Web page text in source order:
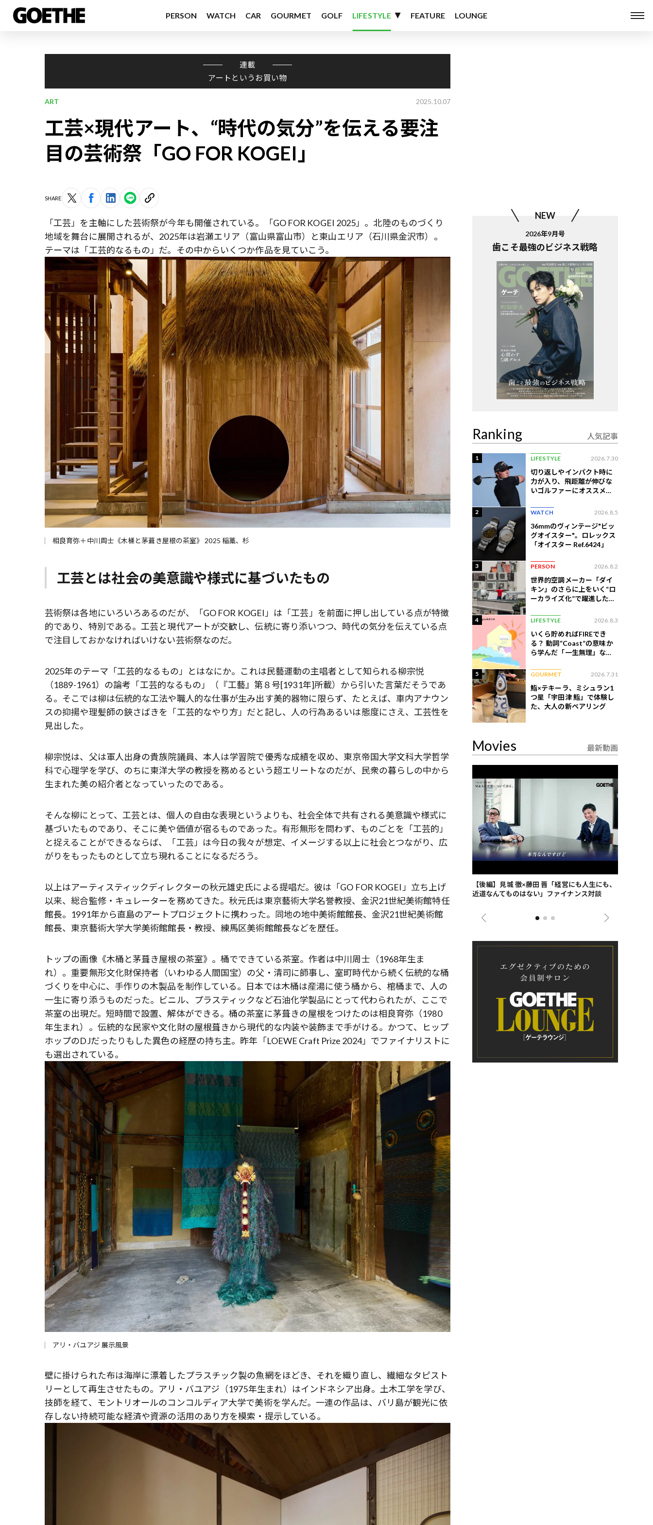
PERSON WATCH CAR GOURMET GOLF LIFESTYLE FEATURE LOUNGE
連載
アートというお買い物
ART 2025.10.07
工芸×現代アート、“時代の気分”を伝える要注
目の芸術祭「GO FOR KOGEI」
SHARE
「工芸」を主軸にした芸術祭が今年も開催されている。「GO FOR KOGEI 2025」。北陸のものづくり
地域を舞台に展開されるが、2025年は岩瀬エリア（富山県富山市）と東山エリア（石川県金沢市）。
テーマは「工芸的なるもの」だ。その中からいくつか作品を見ていこう。
相良育弥＋中川周⼠《⽊桶と茅葺き屋根の茶室》 2025 稲藁、杉
工芸とは社会の美意識や様式に基づいたもの
芸術祭は各地にいろいろあるのだが、「GO FOR KOGEI」は「工芸」を前面に押し出している点が特徴
的であり、特別である。工芸と現代アートが交歓し、伝統に寄り添いつつ、時代の気分を伝えている点
で注目しておかなければいけない芸術祭なのだ。
2025年のテーマ「工芸的なるもの」とはなにか。これは民藝運動の主唱者として知られる柳宗悦
（1889-1961）の論考「工芸的なるもの」（『工藝』第８号[1931年]所載）から引いた言葉だそうであ
る。そこでは柳は伝統的な工法や職人的な仕事が生み出す美的器物に限らず、たとえば、車内アナウン
スの抑揚や理髪師の鋏さばきを「工芸的なやり方」だと記し、人の行為あるいは態度にさえ、工芸性を
見出した。
柳宗悦は、父は軍人出身の貴族院議員、本人は学習院で優秀な成績を収め、東京帝国大学文科大学哲学
科で心理学を学び、のちに東洋大学の教授を務めるという超エリートなのだが、民衆の暮らしの中から
生まれた美の紹介者となっていったのである。
そんな柳にとって、工芸とは、個人の自由な表現というよりも、社会全体で共有される美意識や様式に
基づいたものであり、そこに美や価値が宿るものであった。有形無形を問わず、ものごとを「工芸的」
と捉えることができるならば、「工芸」は今日の我々が想定、イメージする以上に社会とつながり、広
がりをもったものとして立ち現れることになるだろう。
以上はアーティスティックディレクターの秋元雄史氏による提唱だ。彼は「GO FOR KOGEI」立ち上げ
以来、総合監修・キュレーターを務めてきた。秋元氏は東京藝術大学名誉教授、金沢21世紀美術館特任
館長。1991年から直島のアートプロジェクトに携わった。同地の地中美術館館長、金沢21世紀美術館
館長、東京藝術大学大学美術館館長・教授、練馬区美術館館長などを歴任。
トップの画像《⽊桶と茅葺き屋根の茶室》。桶でできている茶室。作者は中川周士（1968年生ま
れ）。重要無形文化財保持者（いわゆる人間国宝）の父・清司に師事し、室町時代から続く伝統的な桶
づくりを中心に、手作りの木製品を制作している。日本では木桶は産湯に使う桶から、棺桶まで、人の
一生に寄り添うものだった。ビニル、プラスティックなど石油化学製品にとって代わられたが、ここで
茶室の出現だ。短時間で設置、解体ができる。桶の茶室に茅葺きの屋根をつけたのは相良育弥（1980
年生まれ）。伝統的な民家や文化財の屋根葺きから現代的な内装や装飾まで手がける。かつて、ヒップ
ホップのDJだったりもした異色の経歴の持ち主。昨年「LOEWE Craft Prize 2024」でファイナリストに
も選出されている。
アリ・バユアジ 展⽰⾵景
壁に掛けられた布は海岸に漂着したプラスチック製の魚網をほどき、それを織り直し、繊細なタピスト
リーとして再生させたもの。アリ・バユアジ（1975年生まれ）はインドネシア出身。土木工学を学び、
技師を経て、モントリオールのコンコルディア大学で美術を学んだ。一連の作品は、バリ島が観光に依
存しない持続可能な経済や資源の活用のあり方を模索・提示している。
NEW
2026年9月号
歯こそ最強のビジネス戦略
Ranking 人気記事
1 LIFESTYLE 2026.7.30
切り返しやインパクト時に
力が入り、飛距離が伸びな
いゴルファーにオススメの
2 WATCH 2026.8.5
36mmのヴィンテージ"ビッ
グオイスター"。ロレックス
「オイスター Ref.6424」
3 PERSON 2026.8.2
世界的空調メーカー「ダイ
キン」のさらに上をいく“ロ
ーカライズ化”で躍進したイ
4 LIFESTYLE 2026.8.3
いくら貯めればFIREでき
る？ 動詞“Coast”の意味か
ら学んだ「一生無理」な切
5 GOURMET 2026.7.31
鮨×テキーラ、ミシュラン1
つ星「宇田津 鮨」で体験し
た、大人の新ペアリング
Movies 最新動画
歌舞伎俳優・尾上右近が休息を過ごした、海最
前列ホテル「UMITO 熱海 別邸」
【後編】見城 徹×藤田 晋「経営にも人生にも、
近道なんてものはない」ファイナンス対談